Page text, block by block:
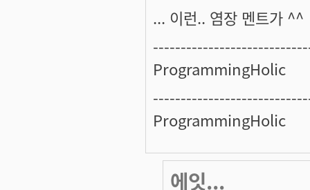
... 이런.. 염장 멘트가 ^^
ProgrammingHolic
ProgrammingHolic
에잇...